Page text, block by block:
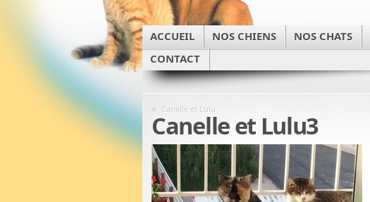
ACCUEIL NOS CHIENS NOS CHATS
CONTACT
« Canelle et Lulu
Canelle et Lulu3